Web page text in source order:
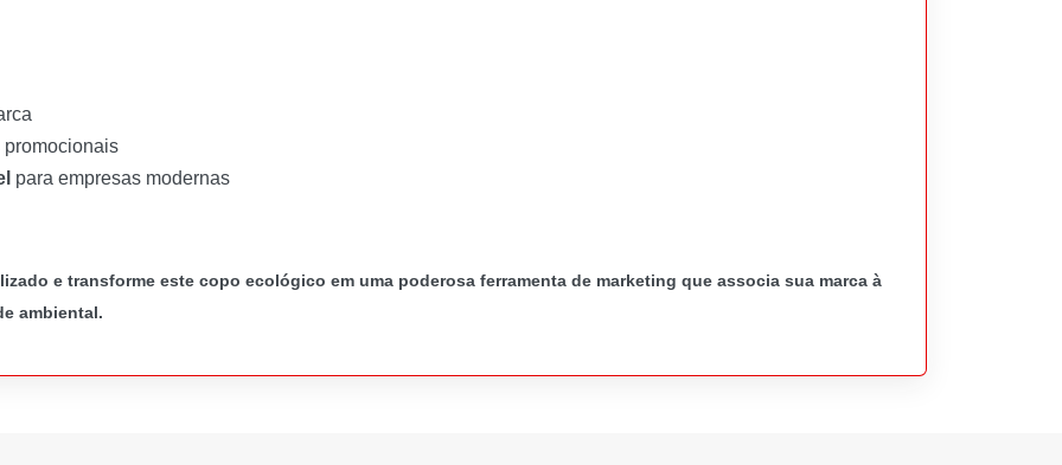
promocionais
para empresas modernas
e transforme este copo ecológico em uma poderosa ferramenta de marketing que associa sua marca à
ambiental.